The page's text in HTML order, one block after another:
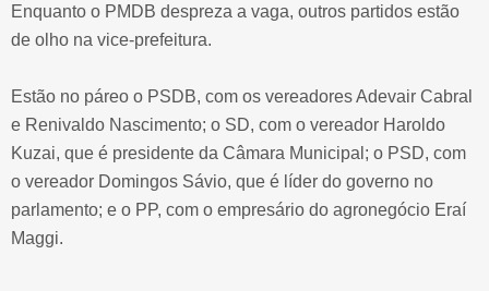
Enquanto o PMDB despreza a vaga, outros partidos estão
de olho na vice-prefeitura.
Estão no páreo o PSDB, com os vereadores Adevair Cabral
e Renivaldo Nascimento; o SD, com o vereador Haroldo
Kuzai, que é presidente da Câmara Municipal; o PSD, com
o vereador Domingos Sávio, que é líder do governo no
parlamento; e o PP, com o empresário do agronegócio Eraí
Maggi.